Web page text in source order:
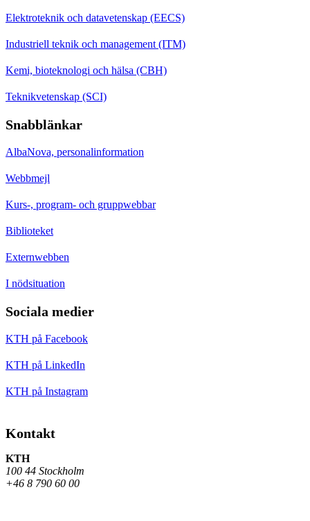
Elektroteknik och datavetenskap (EECS)
Industriell teknik och management (ITM)
Kemi, bioteknologi och hälsa (CBH)
Teknikvetenskap (SCI)
Snabblänkar
AlbaNova, personalinformation
Webbmejl
Kurs-, program- och gruppwebbar
Biblioteket
Externwebben
I nödsituation
Sociala medier
KTH på Facebook
KTH på LinkedIn
KTH på Instagram
Kontakt
KTH
100 44 Stockholm
+46 8 790 60 00